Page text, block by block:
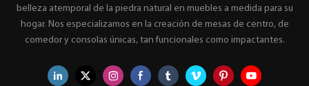
belleza atemporal de la piedra natural en muebles a medida para su
hogar. Nos especializamos en la creación de mesas de centro, de
comedor y consolas únicas, tan funcionales como impactantes.